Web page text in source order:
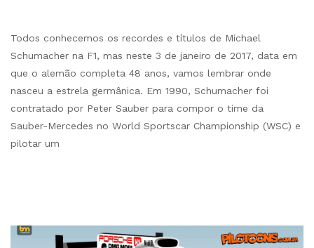
Todos conhecemos os recordes e títulos de Michael
Schumacher na F1, mas neste 3 de janeiro de 2017, data em
que o alemão completa 48 anos, vamos lembrar onde
nasceu a estrela germânica. Em 1990, Schumacher foi
contratado por Peter Sauber para compor o time da
Sauber-Mercedes no World Sportscar Championship (WSC) e
pilotar um